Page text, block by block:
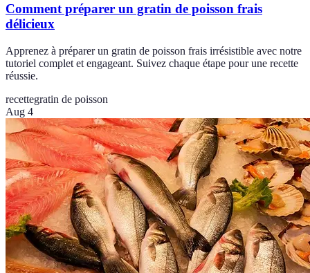
Comment préparer un gratin de poisson frais
délicieux
Apprenez à préparer un gratin de poisson frais irrésistible avec notre
tutoriel complet et engageant. Suivez chaque étape pour une recette
réussie.
recettegratin de poisson
Aug 4